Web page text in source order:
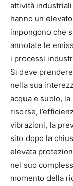
attività
hanno un
impongono che
annotate le
i processi
Si deve
nella sua
acqua e suolo,
risorse,
vibrazioni, la
sito dopo la
elevata
nel suo
momento della